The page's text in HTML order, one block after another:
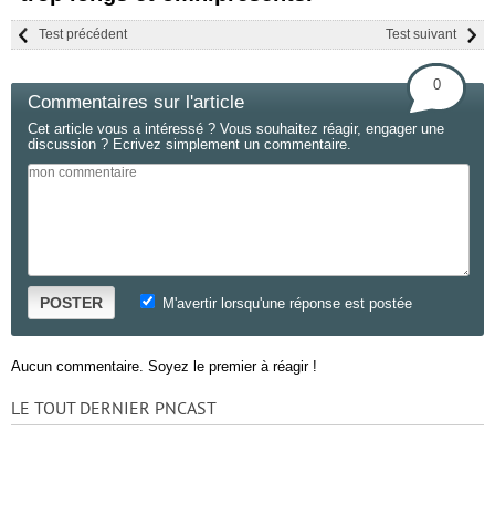
Test suivant
Test précédent
Commentaires sur l'article
0
Cet article vous a intéressé ? Vous souhaitez réagir, engager une
discussion ? Ecrivez simplement un commentaire.
POSTER M'avertir lorsqu'une réponse est postée
Aucun commentaire. Soyez le premier à réagir !
LE TOUT DERNIER PNCAST